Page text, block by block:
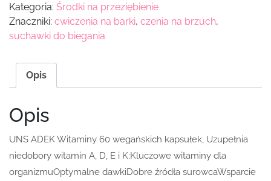
Kategoria: Środki na przeziębienie
Znaczniki: cwiczenia na barki, czenia na brzuch,
suchawki do biegania
Opis
Opis
UNS ADEK Witaminy 60 wegańskich kapsułek, Uzupełnia
niedobory witamin A, D, E i K:Kluczowe witaminy dla
organizmuOptymalne dawkiDobre źródła surowcaWsparcie